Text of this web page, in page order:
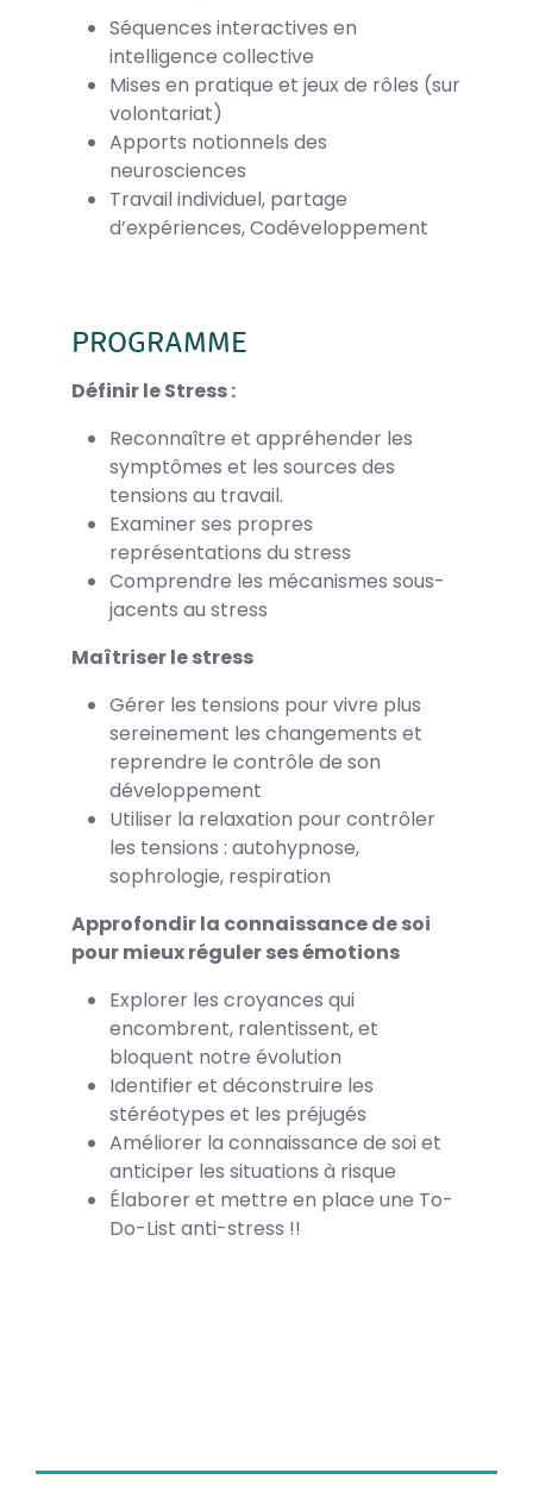
Séquences interactives en
intelligence collective
Mises en pratique et jeux de rôles (sur
volontariat)
Apports notionnels des
neurosciences
Travail individuel, partage
d’expériences, Codéveloppement
PROGRAMME
Définir le Stress :
Reconnaître et appréhender les
symptômes et les sources des
tensions au travail.
Examiner ses propres
représentations du stress
Comprendre les mécanismes sous-
jacents au stress
Maîtriser le stress
Gérer les tensions pour vivre plus
sereinement les changements et
reprendre le contrôle de son
développement
Utiliser la relaxation pour contrôler
les tensions : autohypnose,
sophrologie, respiration
Approfondir la connaissance de soi
pour mieux réguler ses émotions
Explorer les croyances qui
encombrent, ralentissent, et
bloquent notre évolution
Identifier et déconstruire les
stéréotypes et les préjugés
Améliorer la connaissance de soi et
anticiper les situations à risque
Élaborer et mettre en place une To-
Do-List anti-stress !!